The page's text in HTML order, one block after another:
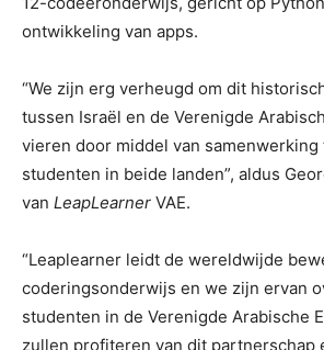
ontwikkeling van apps.
“We zijn erg verheugd om dit
tussen Israël en de Verenigde
vieren door middel van samenwerking
studenten in beide landen”, aldus
van LeapLearner VAE.
“Leaplearner leidt de wereldwijde
coderingsonderwijs en we zijn ervan
studenten in de Verenigde Arabische
zullen profiteren van dit partnerschap